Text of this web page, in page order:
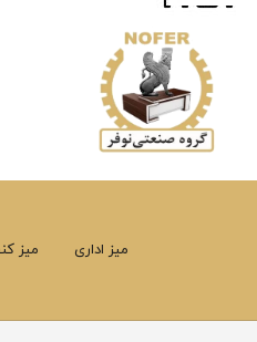
میز اداری میز